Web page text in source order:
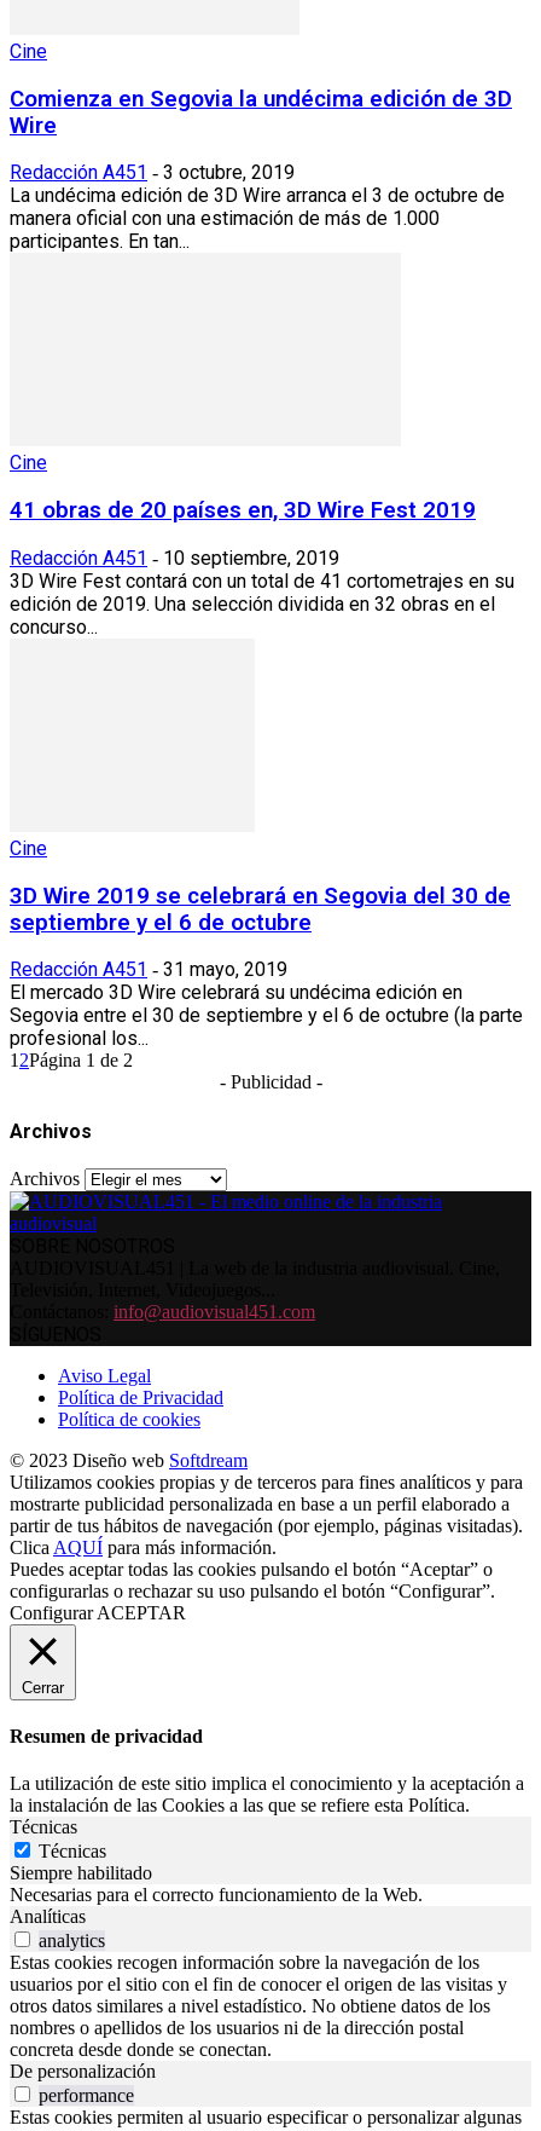
Cine
Comienza en Segovia la undécima edición de 3D
Wire
Redacción A451 - 3 octubre, 2019
La undécima edición de 3D Wire arranca el 3 de octubre de
manera oficial con una estimación de más de 1.000
participantes. En tan...
Cine
41 obras de 20 países en, 3D Wire Fest 2019
Redacción A451 - 10 septiembre, 2019
3D Wire Fest contará con un total de 41 cortometrajes en su
edición de 2019. Una selección dividida en 32 obras en el
concurso...
Cine
3D Wire 2019 se celebrará en Segovia del 30 de
septiembre y el 6 de octubre
Redacción A451 - 31 mayo, 2019
El mercado 3D Wire celebrará su undécima edición en
Segovia entre el 30 de septiembre y el 6 de octubre (la parte
profesional los...
1 2Página 1 de 2
- Publicidad -
Archivos
Archivos
info@audiovisual451.com
Aviso Legal
Política de Privacidad
Política de cookies
© 2023 Diseño web Softdream
Utilizamos cookies propias y de terceros para fines analíticos y para
mostrarte publicidad personalizada en base a un perfil elaborado a
partir de tus hábitos de navegación (por ejemplo, páginas visitadas).
Clica AQUÍ para más información.
Puedes aceptar todas las cookies pulsando el botón “Aceptar” o
configurarlas o rechazar su uso pulsando el botón “Configurar”.
Configurar ACEPTAR
Cerrar
Resumen de privacidad
La utilización de este sitio implica el conocimiento y la aceptación a
la instalación de las Cookies a las que se refiere esta Política.
Técnicas
Técnicas
Siempre habilitado
Necesarias para el correcto funcionamiento de la Web.
Analíticas
analytics
Estas cookies recogen información sobre la navegación de los
usuarios por el sitio con el fin de conocer el origen de las visitas y
otros datos similares a nivel estadístico. No obtiene datos de los
nombres o apellidos de los usuarios ni de la dirección postal
concreta desde donde se conectan.
De personalización
performance
Estas cookies permiten al usuario especificar o personalizar algunas